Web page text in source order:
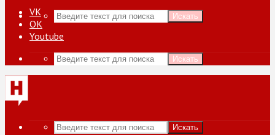
Искать
VK
ОК
Youtube
Искать
Искать